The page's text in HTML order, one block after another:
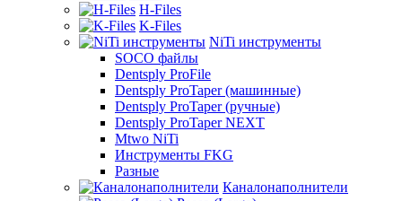
H-Files
K-Files
NiTi инструменты
SOCO файлы
Dentsply ProFile
Dentsply ProTaper (машинные)
Dentsply ProTaper (ручные)
Dentsply ProTaper NEXT
Mtwo NiTi
Инструменты FKG
Разные
Каналонаполнители